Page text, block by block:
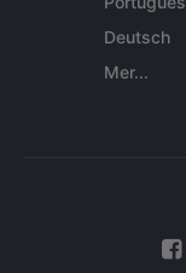
Deutsch
Mer...